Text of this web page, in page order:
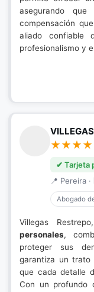
asegurando
compensación
aliado confiable
profesionalismo y
✔ Tarjeta
📍 Pereira
Abogado
Villegas
personales,
proteger sus
garantiza un trato
que cada detalle
Con un profundo